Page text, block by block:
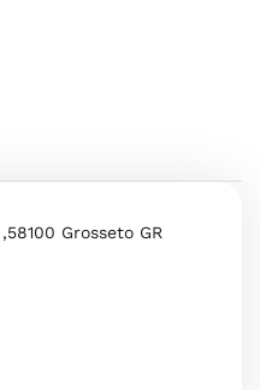
Grosseto GR